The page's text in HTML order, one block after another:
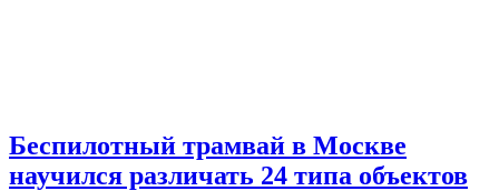
Беспилотный трамвай в Москве
научился различать 24 типа объектов